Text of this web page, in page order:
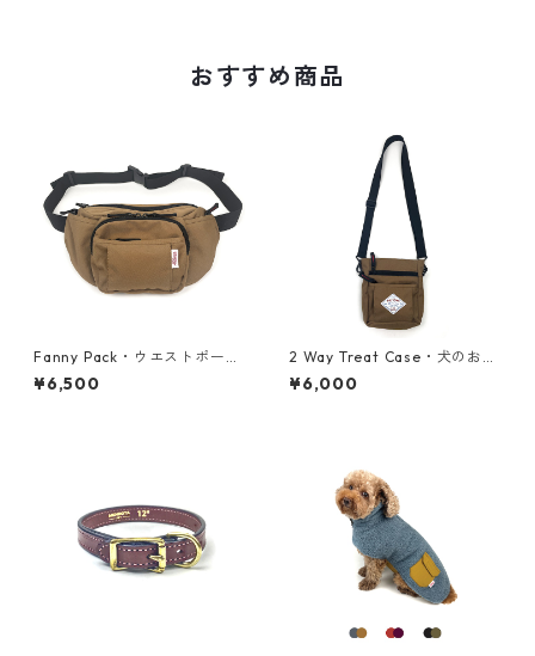
おすすめ商品
Fanny Pack・ウエストポー
チ・犬のおやつケース + マナ
ー袋ケース・ナツメグブラウ
¥6,500
2 Way Treat Case・犬のおや
つケース + マナー袋ケース・
ブラウン
¥6,000